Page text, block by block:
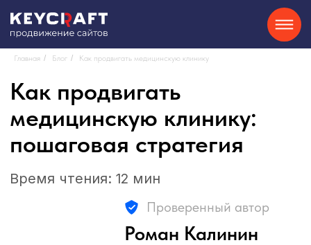
Хочу
Контекстная реклама
Отзывы
SEO О нас
КейсыПартнерам
БлогКонтакты
Главная / Блог / Как продвигать медицинскую клинику
Как продвигать
медицинскую клинику:
пошаговая стратегия
Время чтения: 12 мин
Интернет-маркетолог, эксперт
Проверенный автор